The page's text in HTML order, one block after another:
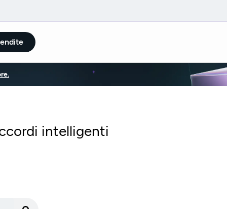
intelligenti